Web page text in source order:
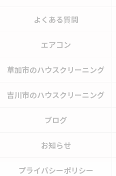
よくある質問
エアコン
草加市のハウスクリーニング
吉川市のハウスクリーニング
ブログ
お知らせ
プライバシーポリシー